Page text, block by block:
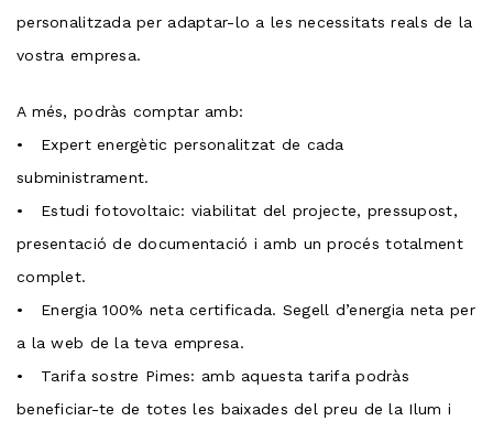
personalitzada per adaptar-lo a les necessitats reals de la
vostra empresa.
A més, podràs comptar amb:
• Expert energètic personalitzat de cada
subministrament.
• Estudi fotovoltaic: viabilitat del projecte, pressupost,
presentació de documentació i amb un procés totalment
complet.
• Energia 100% neta certificada. Segell d’energia neta per
a la web de la teva empresa.
• Tarifa sostre Pimes: amb aquesta tarifa podràs
beneficiar-te de totes les baixades del preu de la Ilum i